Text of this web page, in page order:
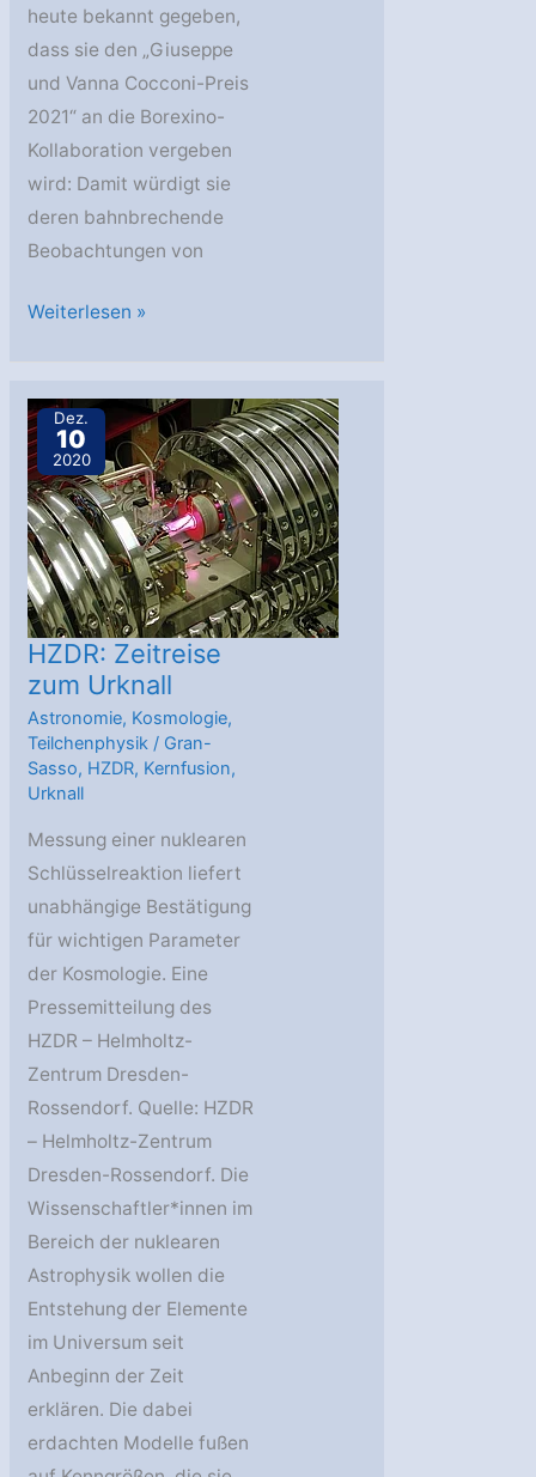
heute bekannt gegeben,
dass sie den „Giuseppe
und Vanna Cocconi-Preis
2021“ an die Borexino-
Kollaboration vergeben
wird: Damit würdigt sie
deren bahnbrechende
Beobachtungen von
Auszeichnung
Kollaboration
Weiterlesen »
Dez.
10
2020
HZDR: Zeitreise
zum Urknall
Astronomie, Kosmologie,
Teilchenphysik / Gran-
Sasso, HZDR, Kernfusion,
Urknall
Messung einer nuklearen
Schlüsselreaktion liefert
unabhängige Bestätigung
für wichtigen Parameter
der Kosmologie. Eine
Pressemitteilung des
HZDR – Helmholtz-
Zentrum Dresden-
Rossendorf. Quelle: HZDR
– Helmholtz-Zentrum
Dresden-Rossendorf. Die
Wissenschaftler*innen im
Bereich der nuklearen
Astrophysik wollen die
Entstehung der Elemente
im Universum seit
Anbeginn der Zeit
erklären. Die dabei
erdachten Modelle fußen